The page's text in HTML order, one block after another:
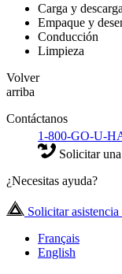
Carga y descarga
Empaque y
Conducción
Limpieza
Volver
arriba
Contáctanos
1-800-GO-U-
Solicitar
¿Necesitas ayuda?
Solicitar asistencia
Français
English